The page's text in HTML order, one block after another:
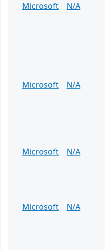
Microsoft
N/A
Microsoft
N/A
Microsoft
N/A
Microsoft
N/A